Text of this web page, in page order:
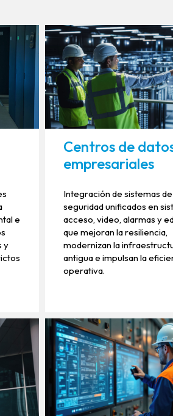
e
y
Centros de
empresariales
Integración de sistemas de
seguridad unificados en
acceso, video, alarmas y
que mejoran la resiliencia,
modernizan la
antigua e impulsan la
operativa.